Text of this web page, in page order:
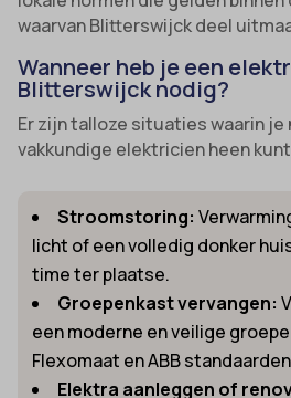
waarvan Blitterswijck deel
Wanneer heb je een
Blitterswijck nodig?
Er zijn talloze situaties waarin je
vakkundige elektricien heen
Stroomstoring:
licht of een volledig donker
time ter plaatse.
Groepenkast vervangen:
een moderne en veilige
Flexomaat en ABB
Elektra aanleggen of